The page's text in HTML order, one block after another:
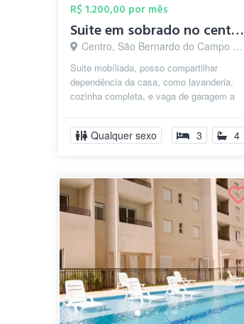
R$ 1.200,00 por mês
Suite em sobrado no centro de Sao Bernar...
Centro, São Bernardo do Campo - SP
Suite mobíliada, posso compartilhar
dependência da casa, como lavanderia,
cozinha completa, e vaga de garagem a
Qualquer sexo 3 4